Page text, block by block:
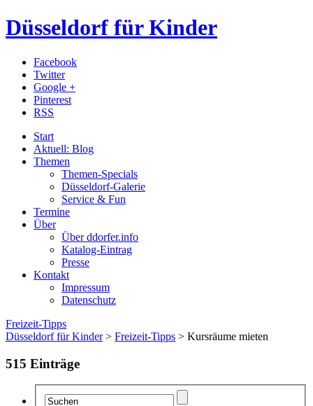
Düsseldorf für Kinder
Facebook
Twitter
Google +
Pinterest
RSS
Start
Aktuell: Blog
Themen
Themen-Specials
Düsseldorf-Galerie
Service & Fun
Termine
Über
Über ddorfer.info
Katalog-Eintrag
Presse
Kontakt
Impressum
Datenschutz
Freizeit-Tipps
Düsseldorf für Kinder> Freizeit-Tipps > Kursräume mieten
515 Einträge